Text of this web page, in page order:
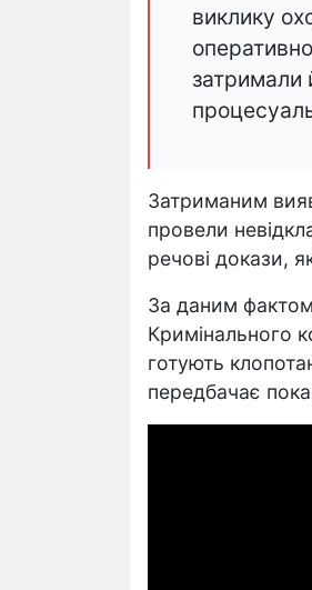
виклику
затримали
Затриманим
провели
речові докази,
За даним
Кримінального
готують
передбачає